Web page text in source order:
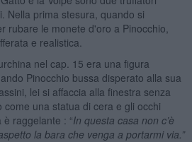
Nella prima stesura, quando si
rubare le monete d'oro a Pinocchio,
e realistica.
nel cap. 15 era una figura
Pinocchio bussa disperato alla sua
lei si affaccia alla finestra senza
come una statua di cera e gli occhi
raggelante : “In questa casa non c’è
la bara che venga a portarmi via.”